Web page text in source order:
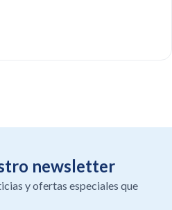
newsletter
y ofertas especiales que